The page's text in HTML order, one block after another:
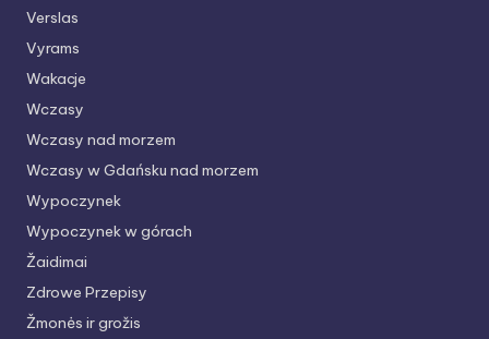
Verslas
Vyrams
Wakacje
Wczasy
Wczasy nad morzem
Wczasy w Gdańsku nad morzem
Wypoczynek
Wypoczynek w górach
Žaidimai
Zdrowe Przepisy
Žmonės ir grožis